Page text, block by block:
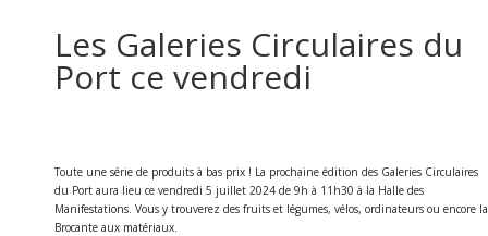
Les Galeries Circulaires du
Port ce vendredi
Toute une série de produits à bas prix ! La prochaine édition des Galeries Circulaires
du Port aura lieu ce vendredi 5 juillet 2024 de 9h à 11h30 à la Halle des
Manifestations. Vous y trouverez des fruits et légumes, vélos, ordinateurs ou encore la
Brocante aux matériaux.